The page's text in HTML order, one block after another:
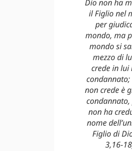
Dio non ha
il Figlio nel
per
mondo, ma
mondo si
mezzo di
crede in lui
non crede è
condannato,
non ha
nome
Figlio di
3,16-